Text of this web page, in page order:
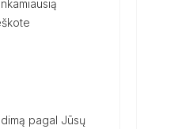
pagal Jūsų